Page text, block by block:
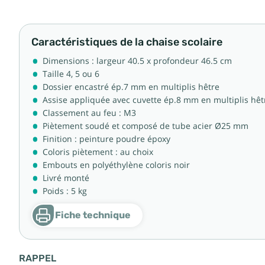
Caractéristiques de la chaise scolaire
Dimensions : largeur 40.5 x profondeur 46.5 cm
Taille 4, 5 ou 6
Dossier encastré ép.7 mm en multiplis hêtre
Assise appliquée avec cuvette ép.8 mm en multiplis
Classement au feu : M3
Piètement soudé et composé de tube acier Ø25 mm
Finition : peinture poudre époxy
Coloris piètement : au choix
Embouts en polyéthylène coloris noir
Livré monté
Poids : 5 kg
Fiche technique
RAPPEL